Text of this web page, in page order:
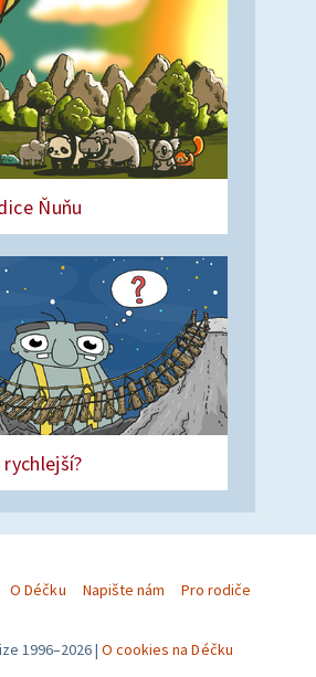
Ňuňu
rychlejší?
O Déčku Napište nám Pro rodiče
1996–2026 O cookies na Déčku